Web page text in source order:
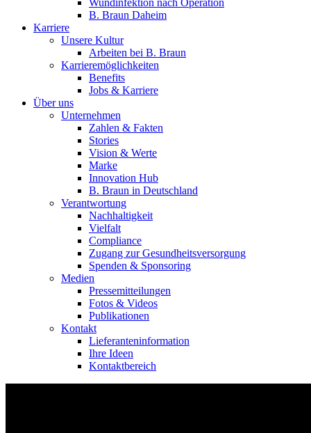
B. Braun Daheim
Karriere
Unsere Kultur
Arbeiten bei B. Braun
Karrieremöglichkeiten
Benefits
Jobs & Karriere
Über uns
Unternehmen
Zahlen & Fakten
Stories
Vision & Werte
Marke
Innovation Hub
B. Braun in Deutschland
Verantwortung
Nachhaltigkeit
Vielfalt
Compliance
Zugang zur Gesundheitsversorgung
Spenden & Sponsoring
Medien
Pressemitteilungen
Fotos & Videos
Publikationen
Kontakt
Lieferanteninformation
Ihre Ideen
Kontaktbereich